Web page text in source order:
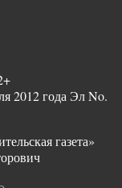
2012 года Эл No.
газета»